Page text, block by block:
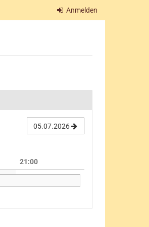
Anmelden
05.07.2026
21:00